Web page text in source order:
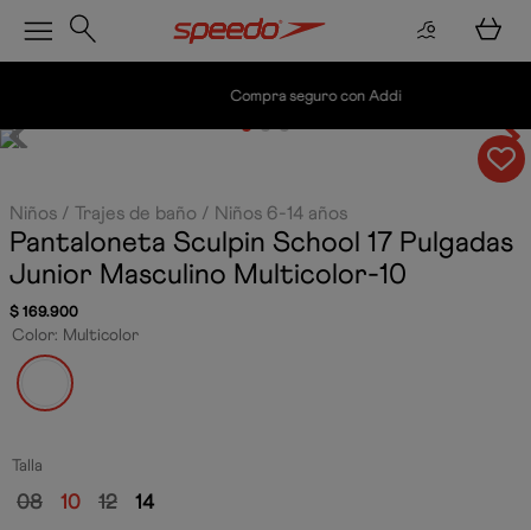
Compra seguro con Addi
Niños Trajes de baño Niños 6-14 años
Pantaloneta Sculpin School 17 Pulgadas
Junior Masculino Multicolor-10
$169.900
Color: Multicolor
Talla
08 10 12 14